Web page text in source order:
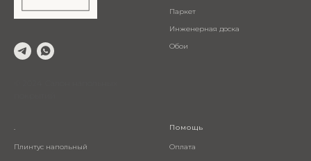
Паркет
Инженерная доска
Обои
.
Плинтус напольный
Помощь
Оплата